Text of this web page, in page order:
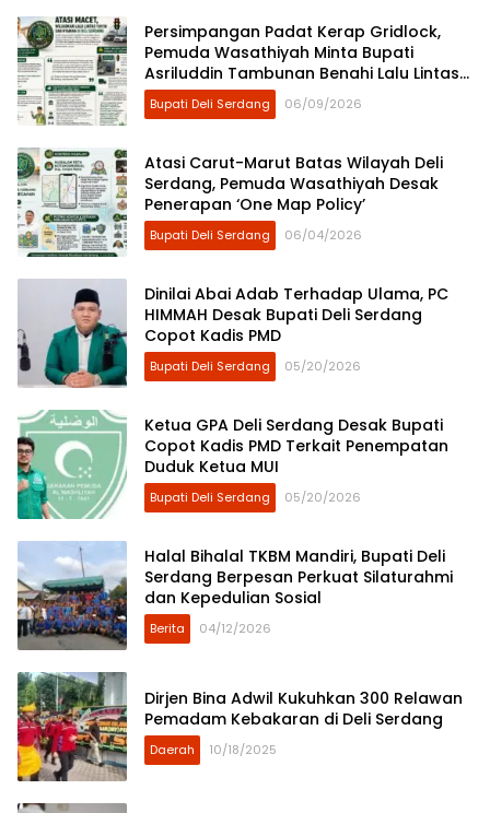
Persimpangan Padat Kerap Gridlock,
Pemuda Wasathiyah Minta Bupati
Asriluddin Tambunan Benahi Lalu Lintas
Deli Serdang
Bupati Deli Serdang 06/09/2026
Atasi Carut-Marut Batas Wilayah Deli
Serdang, Pemuda Wasathiyah Desak
Penerapan ‘One Map Policy’
Bupati Deli Serdang 06/04/2026
Dinilai Abai Adab Terhadap Ulama, PC
HIMMAH Desak Bupati Deli Serdang
Copot Kadis PMD
Bupati Deli Serdang 05/20/2026
Ketua GPA Deli Serdang Desak Bupati
Copot Kadis PMD Terkait Penempatan
Duduk Ketua MUI
Bupati Deli Serdang 05/20/2026
Halal Bihalal TKBM Mandiri, Bupati Deli
Serdang Berpesan Perkuat Silaturahmi
dan Kepedulian Sosial
Berita 04/12/2026
Dirjen Bina Adwil Kukuhkan 300 Relawan
Pemadam Kebakaran di Deli Serdang
Daerah 10/18/2025